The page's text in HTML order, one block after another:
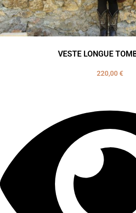
VESTE LONGUE
220,00€